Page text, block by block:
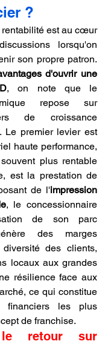
?
est au cœur
lorsqu'on
son propre patron.
d'ouvrir une
, on note que le
repose sur
de croissance
Le premier levier est
haute performance,
plus rentable
est la prestation de
de l'impression
, le concessionnaire
de son parc
des marges
des clients,
locaux aux grandes
résilience face aux
ce qui constitue
financiers les plus
de franchise.
retour sur